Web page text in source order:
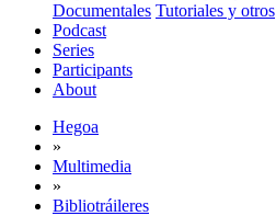
Documentales Tutoriales y otros
Podcast
Series
Participants
About
Hegoa
»
Multimedia
»
Bibliotráileres